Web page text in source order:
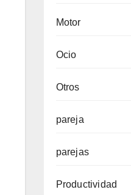
Motor
Ocio
Otros
pareja
parejas
Productividad